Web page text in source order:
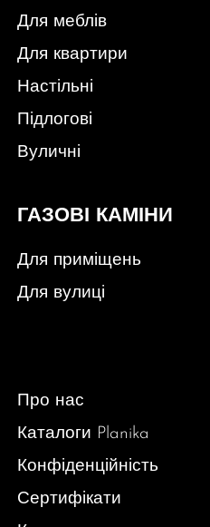
Для меблів
Для квартири
Настільні
Підлогові
Вуличні
ГАЗОВІ КАМІНИ
Для приміщень
Для вулиці
Про нас
Каталоги Planika
Конфіденційність
Сертифікати